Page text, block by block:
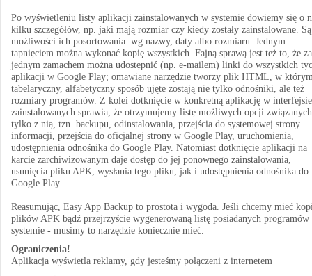
Po wyświetleniu listy aplikacji zainstalowanych w systemie dowiemy się o
kilku szczegółów, np. jaki mają rozmiar czy kiedy zostały zainstalowane.
możliwości ich posortowania: wg nazwy, daty albo rozmiaru. Jednym
tapnięciem można wykonać kopię wszystkich. Fajną sprawą jest też to, że za
jednym zamachem można udostępnić (np. e-mailem) linki do wszystkich
aplikacji w Google Play; omawiane narzędzie tworzy plik HTML, w
tabelaryczny, alfabetyczny sposób ujęte zostają nie tylko odnośniki, ale też
rozmiary programów. Z kolei dotknięcie w konkretną aplikację w interfejsie
zainstalowanych sprawia, że otrzymujemy listę możliwych opcji związanych
tylko z nią, tzn. backupu, odinstalowania, przejścia do systemowej strony
informacji, przejścia do oficjalnej strony w Google Play, uruchomienia,
udostępnienia odnośnika do Google Play. Natomiast dotknięcie aplikacji na
karcie zarchiwizowanym daje dostęp do jej ponownego zainstalowania,
usunięcia pliku APK, wysłania tego pliku, jak i udostępnienia odnośnika do
Google Play.
Reasumując, Easy App Backup to prostota i wygoda. Jeśli chcemy mieć
plików APK bądź przejrzyście wygenerowaną listę posiadanych programów
systemie - musimy to narzędzie koniecznie mieć.
Ograniczenia!
Aplikacja wyświetla reklamy, gdy jesteśmy połączeni z internetem